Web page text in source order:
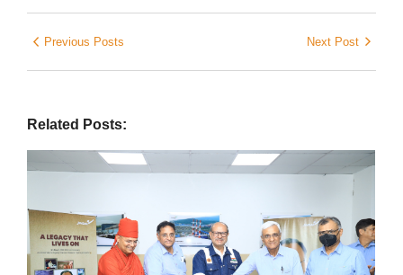
Previous Posts Next Post
Related Posts: